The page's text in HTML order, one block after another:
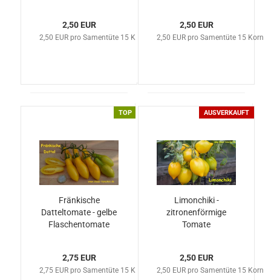
2,50 EUR
2,50 EUR pro Samentüte 15 Korn
2,50 EUR
2,50 EUR pro Samentüte 15 Korn
TOP
Fränkische
Datteltomate - gelbe
Flaschentomate
2,75 EUR
2,75 EUR pro Samentüte 15 Korn
AUSVERKAUFT
Limonchiki -
zitronenförmige
Tomate
2,50 EUR
2,50 EUR pro Samentüte 15 Korn